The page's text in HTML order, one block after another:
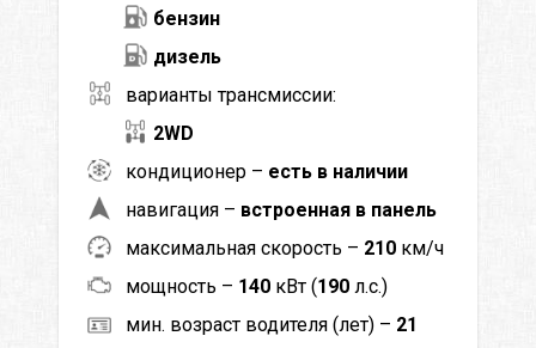
бензин
дизель
варианты трансмиссии:
2WD
кондиционер – есть в наличии
навигация – встроенная в панель
максимальная скорость – 210 км/ч
мощность – 140 кВт (190 л.с.)
мин. возраст водителя (лет) – 21